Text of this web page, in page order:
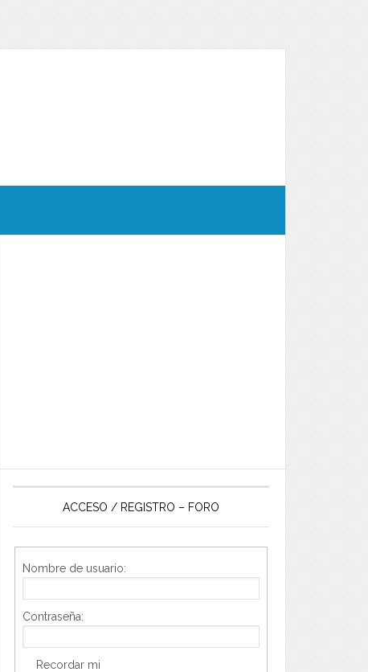
ACCESO / REGISTRO – FORO
Nombre de usuario:
Contraseña:
Recordar mi